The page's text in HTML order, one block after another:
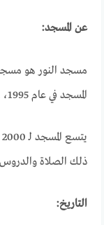
عن المسجد:
مسجد النور هو مسجد
المسجد في عام 1995، وهو أحد أكبر المساجد في المدينة.
ذلك الصلاة والدروس
التاريخ: